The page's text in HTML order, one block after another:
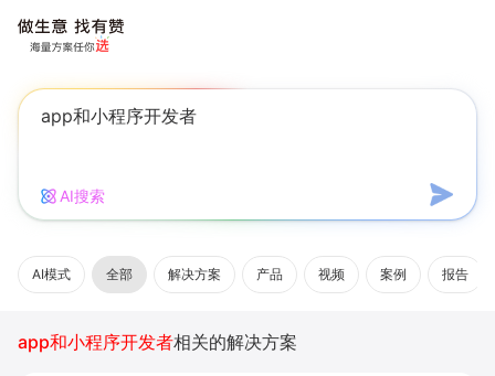
AI搜索
AI模式 全部 解决方案 产品 视频 案例 报告
app和小程序开发者相关的解决方案